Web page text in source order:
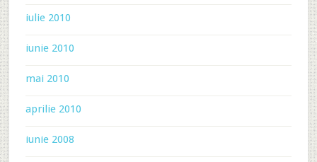
iulie 2010
iunie 2010
mai 2010
aprilie 2010
iunie 2008